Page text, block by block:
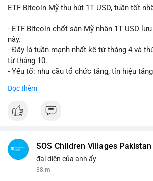
ETF Bitcoin Mỹ thu hút 1T USD, tuần tốt
- ETF Bitcoin chốt sàn Mỹ nhận 1T USD
này.
- Đây là tuần mạnh nhất kể từ tháng 4 và
từ tháng 10.
- Yếu tố: nhu cầu tổ chức tăng, tín hiệu
dẫn.
#binancesquare
#vlikevn #titanbot
Đọc thêm
SOS Children Villages Pakistan
đại diện của anh ấy
38 m